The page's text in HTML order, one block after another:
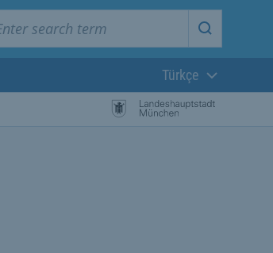
Start
Güncel dil:
Türkçe